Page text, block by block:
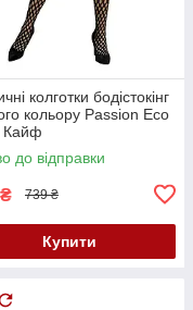
колготки бодістокінг
кольору Passion Eco
Кайф
до відправки
₴ 739 ₴
Купити